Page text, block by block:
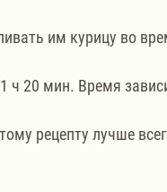
им курицу во
ч 20 мин. Время
рецепту лучше